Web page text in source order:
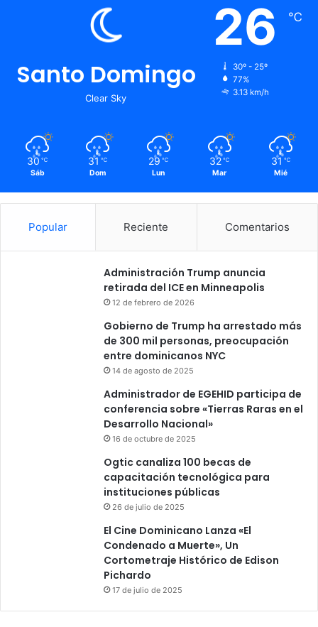
Santo Domingo
Clear Sky
26 ℃
30º - 25º
77%
3.13 km/h
30 ℃
Sáb
31 ℃
Dom
29 ℃
Lun
32 ℃
Mar
31 ℃
Mié
Popular Reciente Comentarios
Administración Trump anuncia
retirada del ICE en Minneapolis
12 de febrero de 2026
Gobierno de Trump ha arrestado más
de 300 mil personas, preocupación
entre dominicanos NYC
14 de agosto de 2025
Administrador de EGEHID participa de
conferencia sobre «Tierras Raras en el
Desarrollo Nacional»
16 de octubre de 2025
Ogtic canaliza 100 becas de
capacitación tecnológica para
instituciones públicas
26 de julio de 2025
El Cine Dominicano Lanza «El
Condenado a Muerte», Un
Cortometraje Histórico de Edison
Pichardo
17 de julio de 2025